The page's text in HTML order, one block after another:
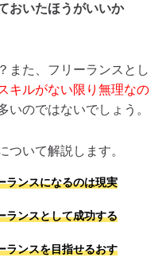
おいたほうがいいか
また、フリーランスとし
スキルがない限り無理なの
いのではないでしょう。
ついて解説します。
ランスになるのは現実
ランスとして成功する
ランスを目指せるおす